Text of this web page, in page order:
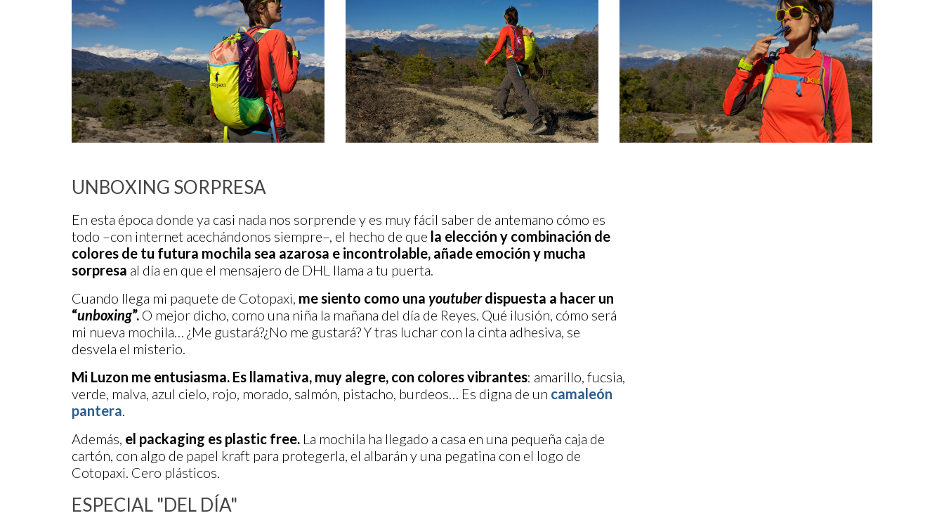
UNBOXING SORPRESA
En esta época donde ya casi nada nos sorprende y es muy fácil saber de antemano cómo es
todo –con internet acechándonos siempre–, el hecho de que la elección y combinación de
colores de tu futura mochila sea azarosa e incontrolable, añade emoción y mucha
sorpresa al día en que el mensajero de DHL llama a tu puerta.
Cuando llega mi paquete de Cotopaxi, me siento como una youtuberdispuesta a hacer un
“unboxing”. O mejor dicho, como una niña la mañana del día de Reyes. Qué ilusión, cómo será
mi nueva mochila… ¿Me gustará?¿No me gustará? Y tras luchar con la cinta adhesiva, se
desvela el misterio.
Mi Luzon me entusiasma. Es llamativa, muy alegre, con colores vibrantes: amarillo, fucsia,
verde, malva, azul cielo, rojo, morado, salmón, pistacho, burdeos… Es digna de un camaleón
pantera.
Además, el packaging es plastic free. La mochila ha llegado a casa en una pequeña caja de
cartón, con algo de papel kraft para protegerla, el albarán y una pegatina con el logo de
Cotopaxi. Cero plásticos.
ESPECIAL "DEL DÍA"